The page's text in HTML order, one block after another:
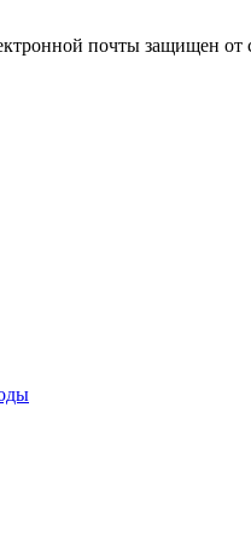
почты защищен от